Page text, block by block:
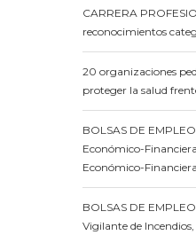
CARRERA
reconocimientos
20 organizaciones
proteger la salud
BOLSAS DE
Económico-
Económico-Financiera
BOLSAS DE
Vigilante de